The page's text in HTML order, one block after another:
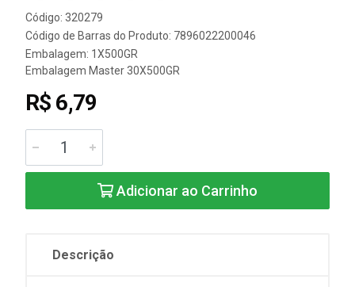
Código: 320279
Código de Barras do Produto: 7896022200046
Embalagem: 1X500GR
Embalagem Master 30X500GR
R$ 6,79
Adicionar ao Carrinho
Descrição